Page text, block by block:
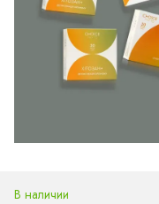
В наличии